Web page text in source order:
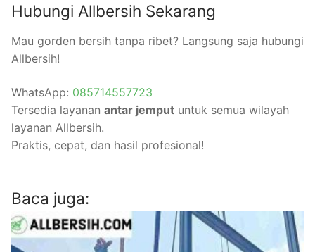
Hubungi Allbersih Sekarang
Mau gorden bersih tanpa ribet? Langsung saja hubungi
Allbersih!
WhatsApp: 085714557723
Tersedia layanan antar jemput untuk semua wilayah
layanan Allbersih.
Praktis, cepat, dan hasil profesional!
Baca juga: